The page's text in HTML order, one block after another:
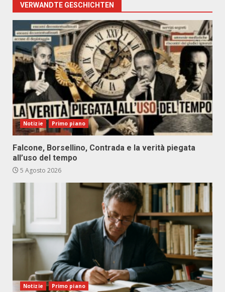
VERWANDTE GESCHICHTEN
Notizie Primo piano
Falcone, Borsellino, Contrada e la verità piegata
all’uso del tempo
5 Agosto 2026
Notizie Primo piano